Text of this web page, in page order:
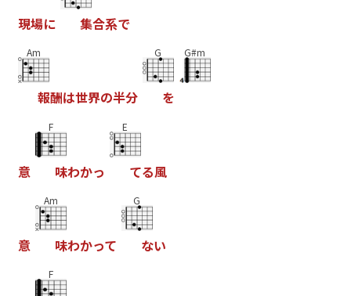
現場に 集合系で
Am
報酬は世界の半分
G
を
G#m
意
F
味わかっ
E
てる風
意
Am
味わかって
G
ない
F